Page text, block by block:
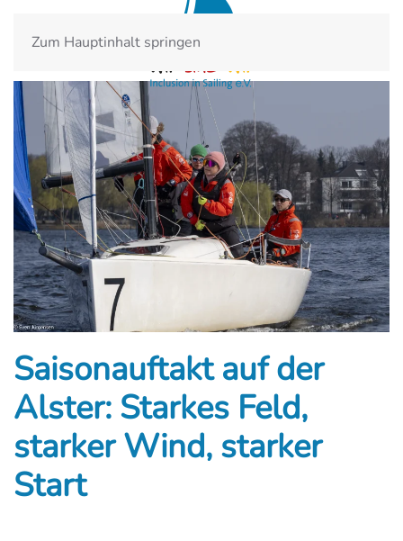
Zum Hauptinhalt springen
Saisonauftakt auf der
Alster: Starkes Feld,
starker Wind, starker
Start